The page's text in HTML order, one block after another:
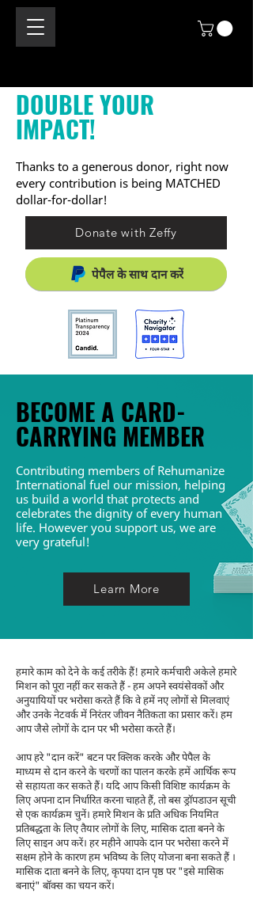
DOUBLE YOUR
IMPACT!
Thanks to a generous donor, right now
every contribution is being MATCHED
dollar-for-dollar!
Donate with Zeffy
पेपैल के साथ दान करें
BECOME A CARD-
CARRYING MEMBER
Contributing members of Rehumanize
International fuel our mission, helping
us build a world that protects and
celebrates the dignity of every human
life. However you support us, we are
very grateful!
Learn More
हमारे काम को देने के कई तरीके हैं! हमारे कर्मचारी अकेले हमारे
मिशन को पूरा नहीं कर सकते हैं - हम अपने स्वयंसेवकों और
अनुयायियों पर भरोसा करते हैं कि वे हमें नए लोगों से मिलवाएं
और उनके नेटवर्क में निरंतर जीवन नैतिकता का प्रसार करें। हम
आप जैसे लोगों के दान पर भी भरोसा करते हैं।
आप हरे "दान करें" बटन पर क्लिक करके और पेपैल के
माध्यम से दान करने के चरणों का पालन करके हमें आर्थिक रूप
से सहायता कर सकते हैं। यदि आप किसी विशिष्ट कार्यक्रम के
लिए अपना दान निर्धारित करना चाहते हैं, तो बस ड्रॉपडाउन सूची
से एक कार्यक्रम चुनें। हमारे मिशन के प्रति अधिक नियमित
प्रतिबद्धता के लिए तैयार लोगों के लिए, मासिक दाता बनने के
लिए साइन अप करें। हर महीने आपके दान पर भरोसा करने में
सक्षम होने के कारण हम भविष्य के लिए योजना बना सकते हैं ।
मासिक दाता बनने के लिए, कृपया दान पृष्ठ पर "इसे मासिक
बनाएं" बॉक्स का चयन करें।